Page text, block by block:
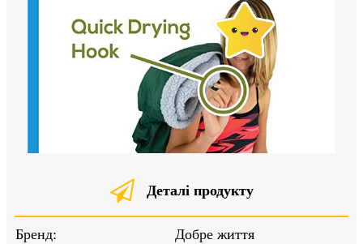
Деталі продукту
Бренд:
Добре життя